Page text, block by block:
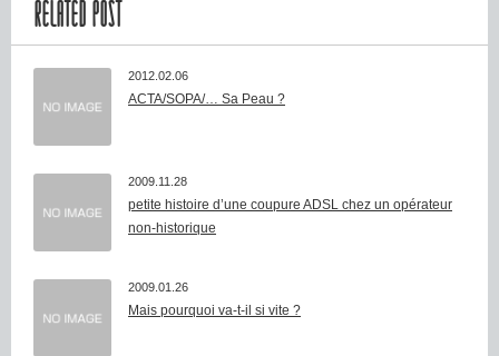
RELATED POST
2012.02.06
ACTA/SOPA/… Sa Peau ?
2009.11.28
petite histoire d’une coupure ADSL chez un opérateur
non-historique
2009.01.26
Mais pourquoi va-t-il si vite ?